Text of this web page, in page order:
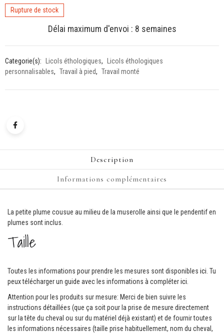
Rupture de stock
Délai maximum d'envoi : 8 semaines
Categorie(s): Licols éthologiques,
Licols éthologiques
personnalisables, Travail à pied, Travail monté
Description
Informations complémentaires
La petite plume cousue au milieu de la muserolle ainsi que le pendentif en
plumes sont inclus.
Taille
Toutes les informations pour prendre les mesures sont disponibles ici . Tu
peux télécharger un guide avec les informations à compléterici.
Attention pour les produits sur mesure: Merci de bien suivre les
instructions détaillées (que ça soit pour la prise de mesure directement
sur la tête du cheval ou sur du matériel déjà existant) et de fournir toutes
les informations nécessaires (taille prise habituellement, nom du cheval,